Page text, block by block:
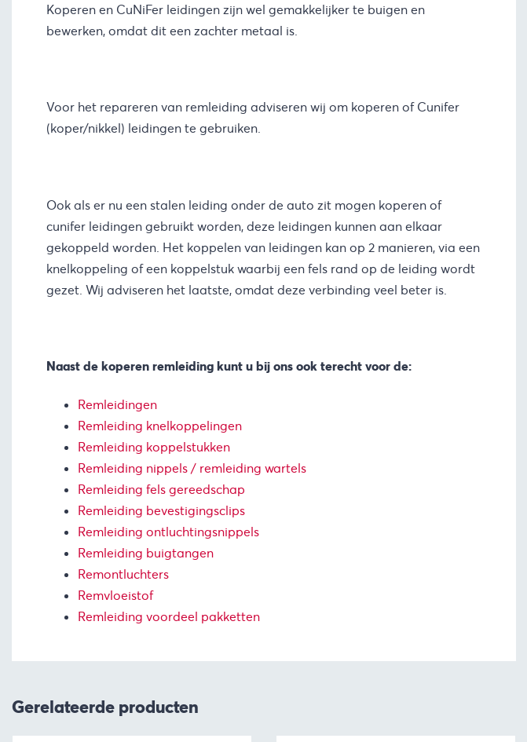
Koperen en CuNiFer leidingen zijn wel gemakkelijker te buigen en
bewerken, omdat dit een zachter metaal is.
Voor het repareren van remleiding adviseren wij om koperen of Cunifer
(koper/nikkel) leidingen te gebruiken.
Ook als er nu een stalen leiding onder de auto zit mogen koperen of
cunifer leidingen gebruikt worden, deze leidingen kunnen aan elkaar
gekoppeld worden. Het koppelen van leidingen kan op 2 manieren, via een
knelkoppeling of een koppelstuk waarbij een fels rand op de leiding wordt
gezet. Wij adviseren het laatste, omdat deze verbinding veel beter is.
Naast de koperen remleiding kunt u bij ons ook terecht voor de:
Remleidingen
Remleiding knelkoppelingen
Remleiding koppelstukken
Remleiding nippels / remleiding wartels
Remleiding fels gereedschap
Remleiding bevestigingsclips
Remleiding ontluchtingsnippels
Remleiding buigtangen
Remontluchters
Remvloeistof
Remleiding voordeel pakketten
Gerelateerde producten